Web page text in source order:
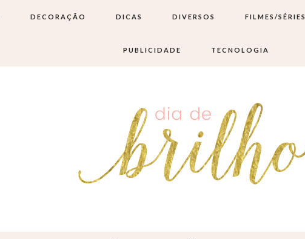
DECORAÇÃO DICAS DIVERSOS FILMES/SÉRIES
PUBLICIDADE TECNOLOGIA